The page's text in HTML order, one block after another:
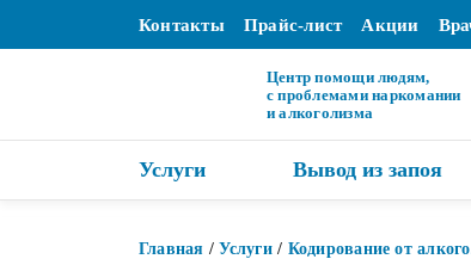
Контакты Прайс-лист Акции
Центр помощи людям,
с проблемами наркомании
и алкоголизма
Услуги Вывод из запоя
Главная /Услуги/ Кодирование от